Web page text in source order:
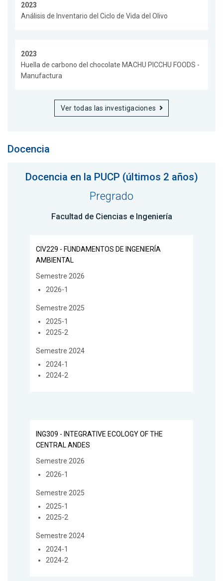
2023
Análisis de Inventario del Ciclo de Vida del Olivo
2023
Huella de carbono del chocolate MACHU PICCHU FOODS -
Manufactura
Ver todas las investigaciones
Docencia
Docencia en la PUCP (últimos 2 años)
Pregrado
Facultad de Ciencias e Ingeniería
CIV229 - FUNDAMENTOS DE INGENIERÍA
AMBIENTAL
Semestre 2026
2026-1
Semestre 2025
2025-1
2025-2
Semestre 2024
2024-1
2024-2
ING309 - INTEGRATIVE ECOLOGY OF THE
CENTRAL ANDES
Semestre 2026
2026-1
Semestre 2025
2025-1
2025-2
Semestre 2024
2024-1
2024-2